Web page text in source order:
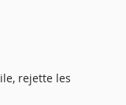
rejette les